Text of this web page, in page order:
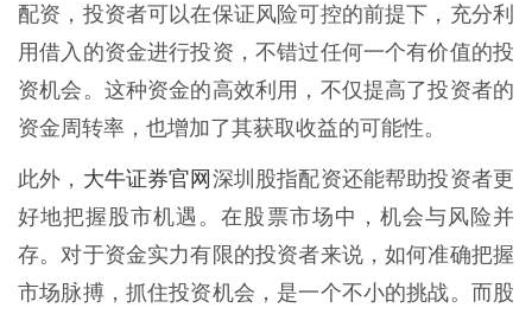
配资，投资者可以在保证风险可控的前提下，充分利
用借入的资金进行投资，不错过任何一个有价值的投
资机会。这种资金的高效利用，不仅提高了投资者的
资金周转率，也增加了其获取收益的可能性。
此外， 大牛证券官网深圳股指配资还能帮助投资者更
好地把握股市机遇。在股票市场中，机会与风险并
存。对于资金实力有限的投资者来说，如何准确把握
市场脉搏，抓住投资机会，是一个不小的挑战。而股